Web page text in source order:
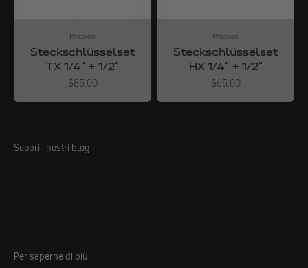
Proxxon
Steckschlüsselset
TX 1/4" + 1/2"
Angebot
$85.00
Proxxon
Steckschlüsselset
HX 1/4" + 1/2"
Angebot
$65.00
Scopri i nostri blog
Per saperne di più